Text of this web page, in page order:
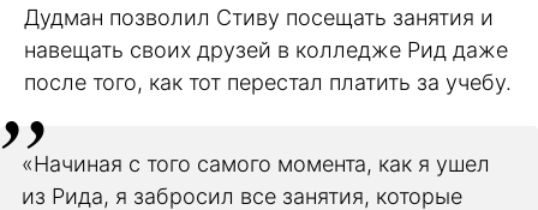
Дудман позволил Стиву посещать занятия и
навещать своих друзей в колледже Рид даже
после того, как тот перестал платить за учебу.
«Начиная с того самого момента, как я ушел
из Рида, я забросил все занятия, которые